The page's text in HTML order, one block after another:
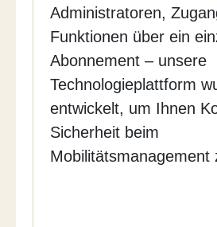
Administratoren,
Funktionen über ein
Abonnement – unsere
Technologieplattform
entwickelt, um Ihnen
Sicherheit beim
Mobilitätsmanagement